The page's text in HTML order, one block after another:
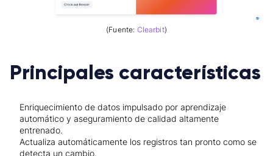
(Fuente: Clearbit)
Principales características
Enriquecimiento de datos impulsado por aprendizaje
automático y aseguramiento de calidad altamente
entrenado.
Actualiza automáticamente los registros tan pronto como se
detecta un cambio.